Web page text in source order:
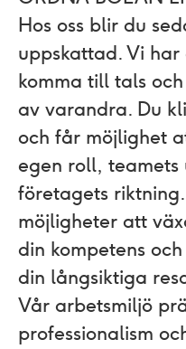
Hos oss blir du
uppskattad. Vi
komma till tals
av varandra. Du
och får möjlighet
egen roll, teamets
företagets
möjligheter att
din kompetens
din långsiktiga
Vår arbetsmiljö
professionalism